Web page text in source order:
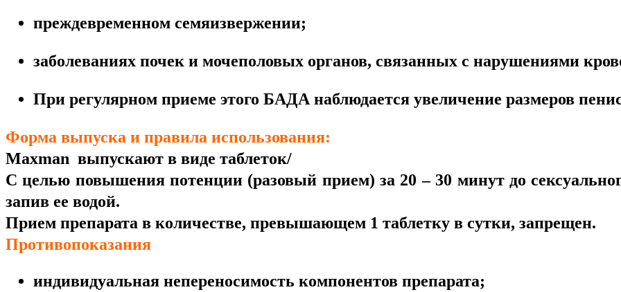
преждевременном семяизвержении;
заболеваниях почек и мочеполовых органов, связанных с нарушениями
При регулярном приеме этого БАДА наблюдается увеличение размеров
Форма выпуска и правила использования:
Maxman выпускают в виде таблеток/
С целью повышения потенции (разовый прием) за 20 – 30 минут до
запив ее водой.
Прием препарата в количестве, превышающем 1 таблетку в сутки, запрещен.
Противопоказания
индивидуальная непереносимость компонентов препарата;